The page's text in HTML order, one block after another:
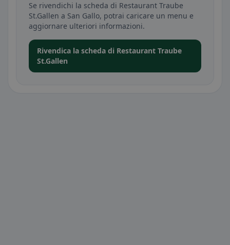
Se rivendichi la scheda di Restaurant Traube
St.Gallen a San Gallo, potrai caricare un menu e
aggiornare ulteriori informazioni.
Rivendica la scheda di Restaurant Traube
St.Gallen